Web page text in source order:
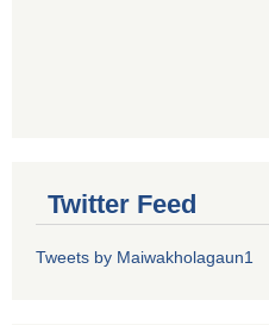
Twitter Feed
Tweets by Maiwakholagaun1